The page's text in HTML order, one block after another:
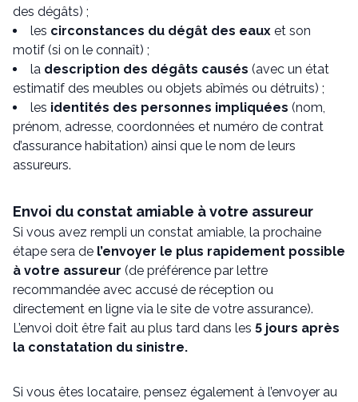
des dégâts) ;
les circonstances du dégât des eaux et son
motif (si on le connaît) ;
la description des dégâts causés (avec un état
estimatif des meubles ou objets abîmés ou détruits) ;
les identités des personnes impliquées (nom,
prénom, adresse, coordonnées et numéro de contrat
d’assurance habitation) ainsi que le nom de leurs
assureurs.
Envoi du constat amiable à votre assureur
Si vous avez rempli un constat amiable, la prochaine
étape sera de l’envoyer le plus rapidement possible
à votre assureur (de préférence par lettre
recommandée avec accusé de réception ou
directement en ligne via le site de votre assurance).
L’envoi doit être fait au plus tard dans les 5 jours après
la constatation du sinistre.
Si vous êtes locataire, pensez également à l’envoyer au